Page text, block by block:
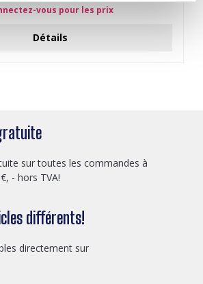
vous pour les prix
Détails
sur toutes les commandes à
- hors TVA!
différents!
directement sur